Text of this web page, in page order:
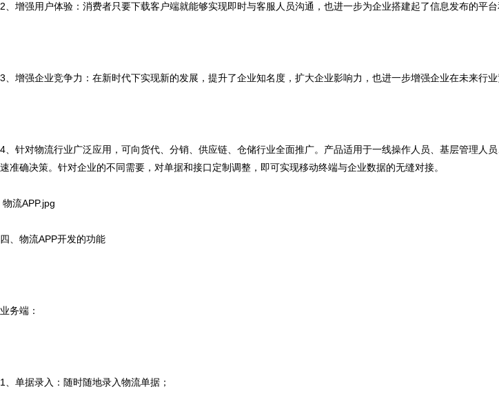
2、增强用户体验：消费者只要下载客户端就能够实现即时与客服人员沟通，也进一步为企业搭建起了信息发布的平
3、增强企业竞争力：在新时代下实现新的发展，提升了企业知名度，扩大企业影响力，也进一步增强企业在未来行
4、针对物流行业广泛应用，可向货代、分销、供应链、仓储行业全面推广。产品适用于一线操作人员、基层管理
速准确决策。针对企业的不同需要，对单据和接口定制调整，即可实现移动终端与企业数据的无缝对接。
物流APP.jpg
四、物流APP开发的功能
业务端：
1、单据录入：随时随地录入物流单据；